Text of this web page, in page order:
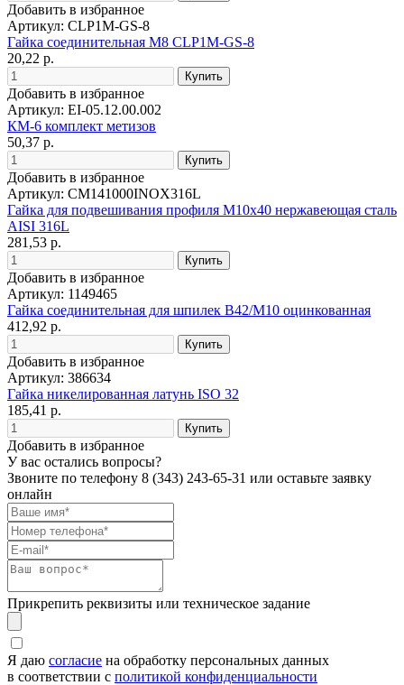
Добавить в избранное
Артикул: CLP1M-GS-8
Гайка соединительная М8 CLP1M-GS-8
20,22 р.
Добавить в избранное
Артикул: EI-05.12.00.002
КМ-6 комплект метизов
50,37 р.
Добавить в избранное
Артикул: CM141000INOX316L
Гайка для подвешивания профиля М10х40 нержавеющая сталь
AISI 316L
281,53 р.
Добавить в избранное
Артикул: 1149465
Гайка соединительная для шпилек B42/M10 оцинкованная
412,92 р.
Добавить в избранное
Артикул: 386634
Гайка никелированная латунь ISO 32
185,41 р.
Добавить в избранное
У вас остались вопросы?
Звоните по телефону 8 (343) 243-65-31 или оставьте заявку
онлайн
Прикрепить реквизиты или техническое задание
Я даю согласие на обработку персональных данных
в соответствии с политикой конфиденциальности